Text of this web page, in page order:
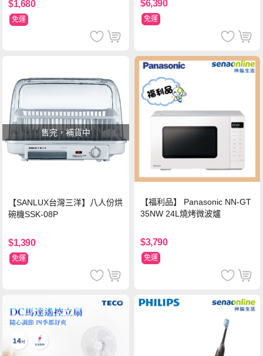
$1,680
免運
$6,390
免運
售完，補貨中
【SANLUX台灣三洋】八人份烘
碗機SSK-08P
$1,390
免運
【福利品】 Panasonic NN-GT
35NW 24L燒烤微波爐
$3,790
免運